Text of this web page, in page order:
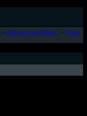
» Alles rund um Musik... » Doom